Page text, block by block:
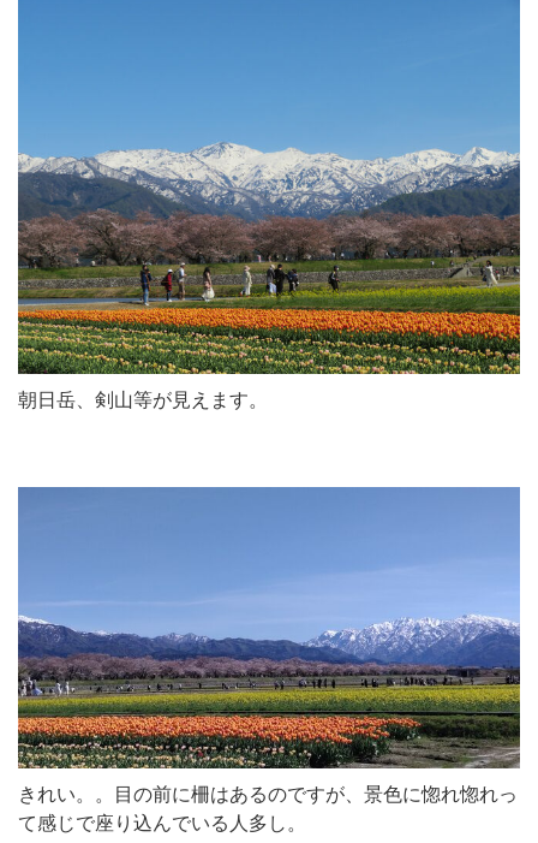
朝日岳、剣山等が見えます。
きれい。。目の前に柵はあるのですが、景色に惚れ惚れっ
て感じで座り込んでいる人多し。